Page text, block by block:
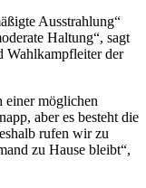
Ausstrahlung“
Haltung“, sagt
Wahlkampfleiter der
einer möglichen
aber es besteht die
rufen wir zu
zu Hause bleibt“,